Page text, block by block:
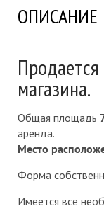
ОПИСАНИЕ
магазина.
Общая площадь
аренда.
Место
Форма
Имеется все